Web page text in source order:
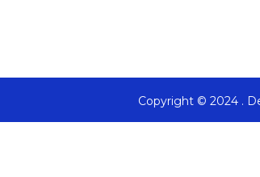
Copyright © 2024 .